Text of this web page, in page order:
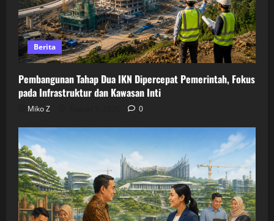
Berita
Pembangunan Tahap Dua IKN Dipercepat Pemerintah, Fokus
pada Infrastruktur dan Kawasan Inti
Miko Z 0